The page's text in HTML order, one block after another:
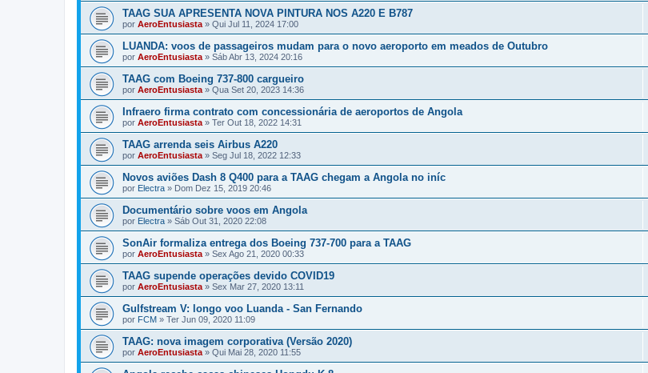
TAAG SUA APRESENTA NOVA PINTURA NOS A220 E B787
por AeroEntusiasta » Qui Jul 11, 2024 17:00
LUANDA: voos de passageiros mudam para o novo aeroporto em meados de Outubro
por AeroEntusiasta » Sáb Abr 13, 2024 20:16
TAAG com Boeing 737-800 cargueiro
por AeroEntusiasta » Qua Set 20, 2023 14:36
Infraero firma contrato com concessionária de aeroportos de Angola
por AeroEntusiasta » Ter Out 18, 2022 14:31
TAAG arrenda seis Airbus A220
por AeroEntusiasta » Seg Jul 18, 2022 12:33
Novos aviões Dash 8 Q400 para a TAAG chegam a Angola no iníc
por Electra » Dom Dez 15, 2019 20:46
Documentário sobre voos em Angola
por Electra » Sáb Out 31, 2020 22:08
SonAir formaliza entrega dos Boeing 737-700 para a TAAG
por AeroEntusiasta » Sex Ago 21, 2020 00:33
TAAG supende operações devido COVID19
por AeroEntusiasta » Sex Mar 27, 2020 13:11
Gulfstream V: longo voo Luanda - San Fernando
por FCM » Ter Jun 09, 2020 11:09
TAAG: nova imagem corporativa (Versão 2020)
por AeroEntusiasta » Qui Mai 28, 2020 11:55